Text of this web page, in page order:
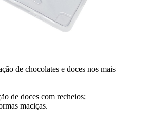
de chocolates e doces nos mais
de doces com recheios;
maciças.